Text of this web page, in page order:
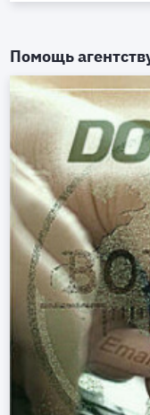
Помощь